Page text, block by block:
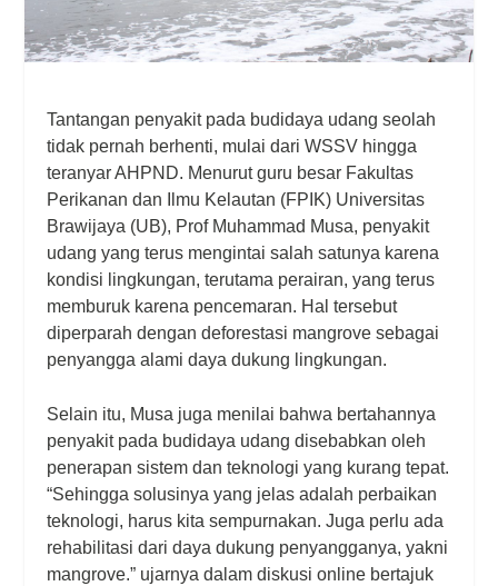
Tantangan penyakit pada budidaya udang seolah
tidak pernah berhenti, mulai dari WSSV hingga
teranyar AHPND. Menurut guru besar Fakultas
Perikanan dan Ilmu Kelautan (FPIK) Universitas
Brawijaya (UB), Prof Muhammad Musa, penyakit
udang yang terus mengintai salah satunya karena
kondisi lingkungan, terutama perairan, yang terus
memburuk karena pencemaran. Hal tersebut
diperparah dengan deforestasi mangrove sebagai
penyangga alami daya dukung lingkungan.
Selain itu, Musa juga menilai bahwa bertahannya
penyakit pada budidaya udang disebabkan oleh
penerapan sistem dan teknologi yang kurang tepat.
“Sehingga solusinya yang jelas adalah perbaikan
teknologi, harus kita sempurnakan. Juga perlu ada
rehabilitasi dari daya dukung penyangganya, yakni
mangrove.” ujarnya dalam diskusi online bertajuk